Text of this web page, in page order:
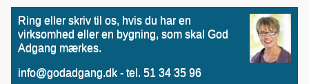
Ring eller skriv til os, hvis du har en
virksomhed eller en bygning, som skal God
Adgang mærkes.
info@godadgang.dk - tel. 51 34 35 96